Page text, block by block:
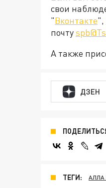
свои
"Вконтакте",
почту
А также
ДЗЕН
ТЕГИ: АЛЛА